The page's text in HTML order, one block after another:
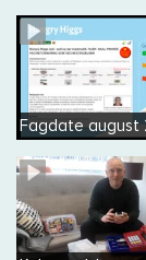
Fagdate august